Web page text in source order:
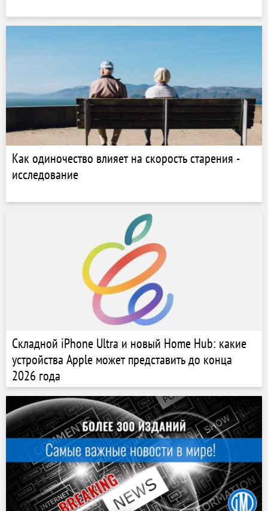
Как одиночество влияет на скорость старения -
исследование
Складной iPhone Ultra и новый Home Hub: какие
устройства Apple может представить до конца
2026 года